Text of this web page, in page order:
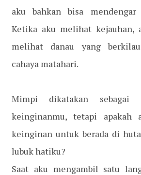
aku bahkan bisa
Ketika aku melihat kejauhan,
melihat danau yang
cahaya matahari.
Mimpi dikatakan sebagai
keinginanmu, tetapi apakah
keinginan untuk berada di
lubuk hatiku?
Saat aku mengambil satu